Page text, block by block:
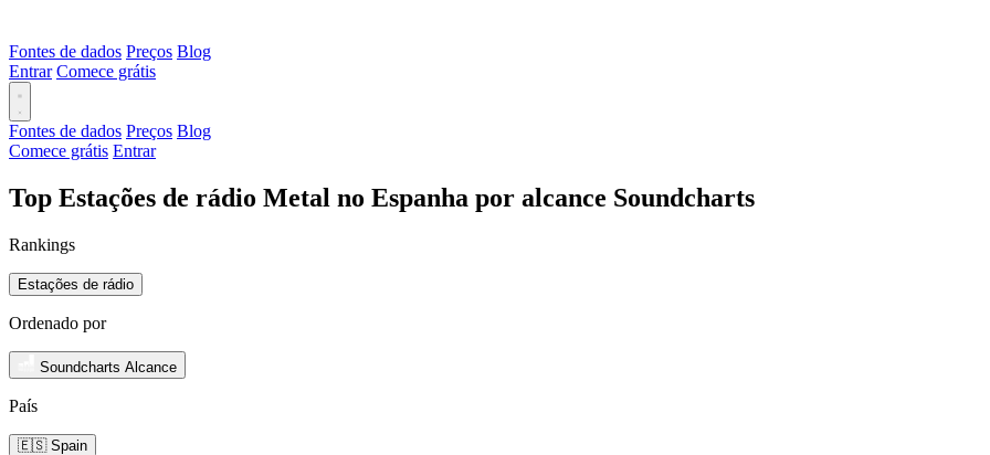
Fontes de dados Preços Blog
Entrar Comece grátis
Fontes de dados Preços Blog
Comece grátis Entrar
Top Estações de rádio Metal no Espanha por alcance Soundcharts
Rankings
Estações de rádio
Ordenado por
Soundcharts Alcance
País
🇪🇸 Spain